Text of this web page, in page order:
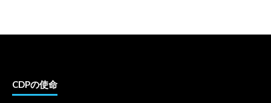
CDPの使命